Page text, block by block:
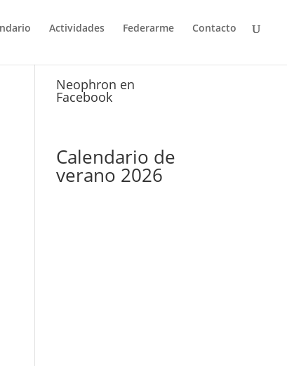
Actividades Federarme Contacto
Neophron en
Facebook
Calendario de
verano 2026